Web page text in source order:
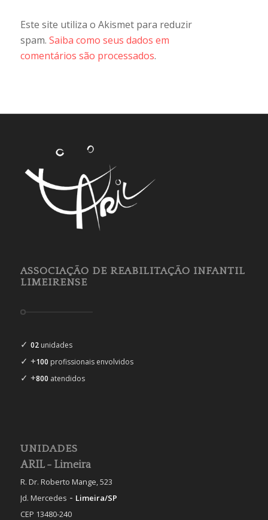
Este site utiliza o Akismet para reduzir
spam. Saiba como seus dados em
comentários são processados.
ASSOCIAÇÃO DE REABILITAÇÃO INFANTIL
LIMEIRENSE
✓ 02unidades
✓ +100 profissionais envolvidos
✓ +800 atendidos
UNIDADES
ARIL - Limeira
R. Dr. Roberto Mange, 523
Jd. Mercedes - Limeira/SP
CEP 13480-240